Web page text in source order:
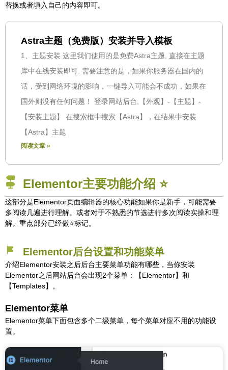
替换或者填入自己的内容即可。
Astra主题（免费版）安装并导入模板
1、主题安装 这里我们使用的是免费Astra主题, 直接在主题
库中在线安装即可. 需要注意的是，如果你服务器在国内的
话，受到网络环境的影响，一键导入可能会不成功，如果在
国外则没有任何问题！ 登录网站后台,【外观】-【主题】-
【安装主题】 在搜索框中搜索【Astra】，在结果中安装
【Astra】主题
阅读文章 »
Elementor主要功能介绍 ⭐️
这部分是Elementor页面编辑器的核心功能如果你是新手，可能需要
多阅读几遍进行理解。或者对于不熟悉的节选进行多次阅读实操和理
解。重点部分已经做⭐️标记。
Elementor后台设置和功能菜单
介绍Elementor安装之后后台主要菜单功能有哪些，当你安装
Elementor之后网站后台会出现2个菜单：【Elementor】和
【Templates】。
Elementor菜单
Elementor菜单下面包含多个二级菜单，每个菜单对应不用的功能设
置。